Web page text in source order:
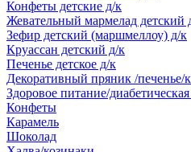
Конфеты детские д/к
Жевательный мармелад детский
Зефир детский (маршмеллоу) д/к
Круассан детский д/к
Печенье детское д/к
Декоративный пряник /печенье/
Здоровое питание/
Конфеты
Карамель
Шоколад